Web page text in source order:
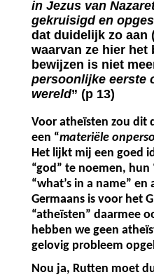
in Jezus van
gekruisigd en
dat duidelijk zo aan
waarvan ze hier het
bewijzen is niet
persoonlijke eerste
wereld” (p 13)
Voor atheïsten zou dit
een “materiële
Het lijkt mij een goed
“god” te noemen, hun
“what’s in a name” en
Germaans is voor het
“atheïsten” daarmee
hebben we geen
gelovig probleem
Nou ja, Rutten moet